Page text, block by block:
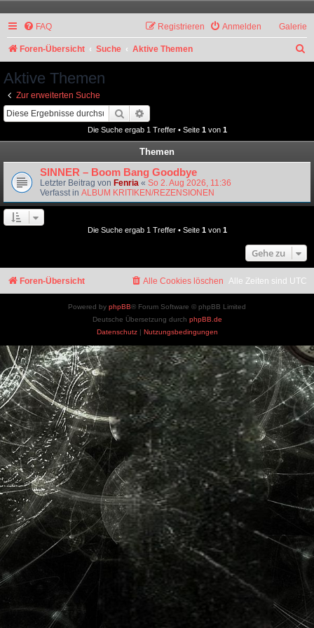
Galerie
FAQ Anmelden
Registrieren
Foren-Übersicht Suche Aktive Themen
Aktive Themen
Zur erweiterten Suche
Suche
Die Suche ergab 1 Treffer • Seite 1von 1
Themen
SINNER – Boom Bang Goodbye
Letzter Beitrag von Fenria « So 2. Aug 2026, 11:36
Verfasst in ALBUM KRITIKEN/REZENSIONEN
Die Suche ergab 1 Treffer • Seite 1von 1
Gehe zu
Foren-Übersicht Alle Zeiten sind UTC
Alle Cookies löschen
Powered by phpBB® Forum Software © phpBB Limited
Deutsche Übersetzung durch phpBB.de
Datenschutz| Nutzungsbedingungen